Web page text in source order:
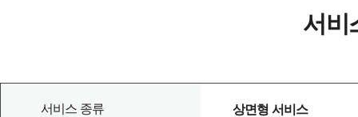
서버 호스팅 : 회사의 회선 및 상면(랙공간) 을 고객이 임차
구매형 서버호스팅 : 회사가 고객에게 서버를 판매후 서버
서비
서비스 종류 상면형 서비스